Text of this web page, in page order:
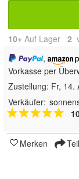
10+ Auf Lager 2
,
Vorkasse per
Zustellung: Fr, 14.
Verkäufer:
Merken